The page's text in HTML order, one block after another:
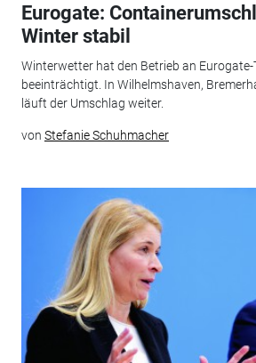
Eurogate:
Winter stabil
Winterwetter hat den Betrieb an
beeinträchtigt. In Wilhelmshaven,
läuft der Umschlag weiter.
von Stefanie Schuhmacher